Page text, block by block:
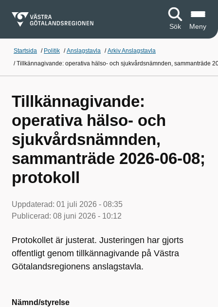
Sök Meny
Startsida / Politik /Anslagstavla /Arkiv Anslagstavla
/Tillkännagivande: operativa hälso- och sjukvårdsnämnden, sammanträde
Tillkännagivande:
operativa hälso- och
sjukvårdsnämnden,
sammanträde 2026-06-08;
protokoll
Uppdaterad: 01 juli 2026 - 08:35
Publicerad: 08 juni 2026 - 10:12
Protokollet är justerat. Justeringen har gjorts
offentligt genom tillkännagivande på Västra
Götalandsregionens anslagstavla.
Nämnd/styrelse